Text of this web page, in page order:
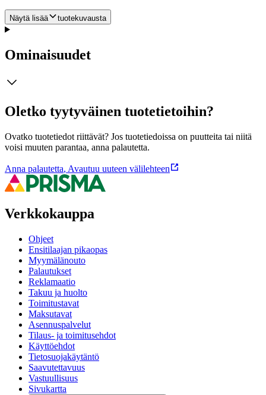
Näytä lisää tuotekuvausta
Ominaisuudet
Oletko tyytyväinen tuotetietoihin?
Ovatko tuotetiedot riittävät? Jos tuotetiedoissa on puutteita tai niitä
voisi muuten parantaa, anna palautetta.
Anna palautetta, Avautuu uuteen välilehteen
Verkkokauppa
Ohjeet
Ensitilaajan pikaopas
Myymälänouto
Palautukset
Reklamaatio
Takuu ja huolto
Toimitustavat
Maksutavat
Asennuspalvelut
Tilaus- ja toimitusehdot
Käyttöehdot
Tietosuojakäytäntö
Saavutettavuus
Vastuullisuus
Sivukartta